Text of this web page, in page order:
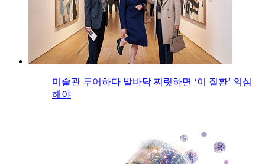
미술관 투어하다 발바닥 찌릿하면 ‘이 질환’ 의심
해야